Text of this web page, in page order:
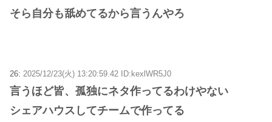
そら自分も舐めてるから言うんやろ
26: 2025/12/23(火) 13:20:59.42 ID:kexlWR5J0
言うほど皆、孤独にネタ作ってるわけやない
シェアハウスしてチームで作ってる